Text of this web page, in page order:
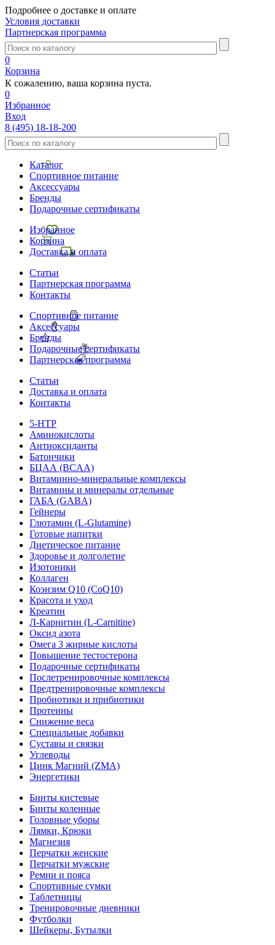
Подробнее о доставке и оплате
Условия доставки
Партнерская программа
0
Корзина
К сожалению, ваша корзина пуста.
0
Избранное
Вход
8 (495) 18-18-200
Каталог
Спортивное питание
Аксессуары
Бренды
Подарочные сертификаты
Избранное
Корзина
Доставка и оплата
Статьи
Партнерская программа
Контакты
Спортивное питание
Аксессуары
Бренды
Подарочные сертификаты
Партнерская программа
Статьи
Доставка и оплата
Контакты
5-HTP
Аминокислоты
Антиоксиданты
Батончики
БЦАА (BCAA)
Витаминно-минеральные комплексы
Витамины и минералы отдельные
ГАБА (GABA)
Гейнеры
Глютамин (L-Glutamine)
Готовые напитки
Диетическое питание
Здоровье и долголетие
Изотоники
Коллаген
Коэнзим Q10 (CoQ10)
Красота и уход
Креатин
Л-Карнитин (L-Сarnitine)
Оксид азота
Омега 3 жирные кислоты
Повышение тестостерона
Подарочные сертификаты
Послетренировочные комплексы
Предтренировочные комплексы
Пробиотики и прибиотики
Протеины
Снижение веса
Специальные добавки
Суставы и связки
Углеводы
Цинк Магний (ZMA)
Энергетики
Бинты кистевые
Бинты коленные
Головные уборы
Лямки, Крюки
Магнезия
Перчатки женские
Перчатки мужские
Ремни и пояса
Спортивные сумки
Таблетницы
Тренировочные дневники
Футболки
Шейкеры, Бутылки